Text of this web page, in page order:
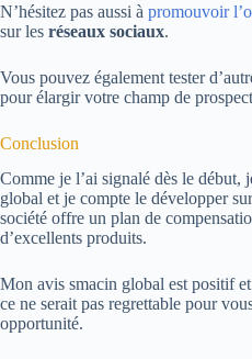
N’hésitez pas aussi à promouvoir
sur les réseaux sociaux.
Vous pouvez également tester
pour élargir votre champ de
Conclusion
Comme je l’ai signalé dès le début,
global et je compte le développer
société offre un plan de
d’excellents produits.
Mon avis smacin global est positif
ce ne serait pas regrettable pour
opportunité.